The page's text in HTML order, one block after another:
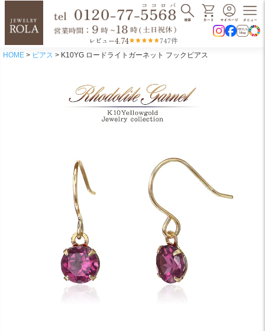
レビュー4.74 747件
HOME ピアス K10YG ロードライトガーネット フックピアス